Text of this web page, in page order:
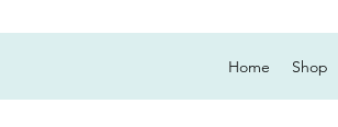
Home Shop